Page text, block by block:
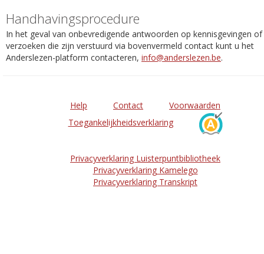
Handhavingsprocedure
In het geval van onbevredigende antwoorden op kennisgevingen of
verzoeken die zijn verstuurd via bovenvermeld contact kunt u het
Anderslezen-platform contacteren, info@anderslezen.be.
Help Contact
Voorwaarden
Toegankelijkheidsverklaring
Privacyverklaring Luisterpuntbibliotheek
Privacyverklaring Kamelego
Privacyverklaring Transkript